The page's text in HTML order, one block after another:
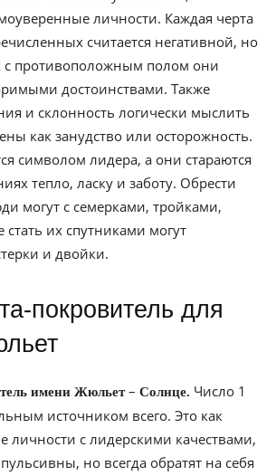
личности. Каждая черта
считается негативной, но
с противоположным полом они
достоинствами. Также
и склонность логически мыслить
как занудство или осторожность.
символом лидера, а они стараются
тепло, ласку и заботу. Обрести
могут с семерками, тройками,
стать их спутниками могут
и двойки.
имени Жюльет– Солнце. Число 1
источником всего. Это как
личности с лидерскими качествами,
но всегда обратят на себя